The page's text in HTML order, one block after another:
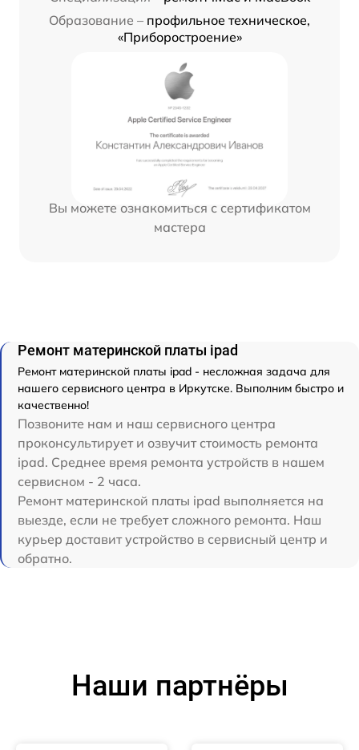
Образование – профильное техническое,
«Приборостроение»
Вы можете ознакомиться с сертификатом
мастера
Ремонт материнской платы ipad
Ремонт материнской платы ipad - несложная задача для
нашего сервисного центра в Иркутске. Выполним быстро и
качественно!
Позвоните нам и наш сервисного центра
проконсультирует и озвучит стоимость ремонта
ipad. Среднее время ремонта устройств в нашем
сервисном - 2 часа.
Ремонт материнской платы ipad выполняется на
выезде, если не требует сложного ремонта. Наш
курьер доставит устройство в сервисный центр и
обратно.
Наши партнёры